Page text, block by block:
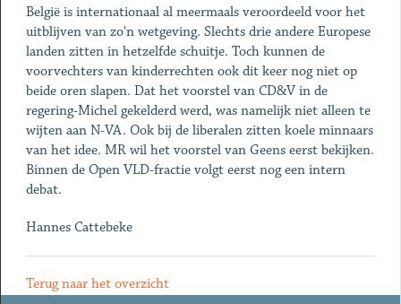
België is internationaal al meermaals veroordeeld voor het
uitblijven van zo'n wetgeving. Slechts drie andere Europese
landen zitten in hetzelfde schuitje. Toch kunnen de
voorvechters van kinderrechten ook dit keer nog niet op
beide oren slapen. Dat het voorstel van CD&V in de
regering-Michel gekelderd werd, was namelijk niet alleen te
wijten aan N-VA. Ook bij de liberalen zitten koele minnaars
van het idee. MR wil het voorstel van Geens eerst bekijken.
Binnen de Open VLD-fractie volgt eerst nog een intern
debat.
Hannes Cattebeke
Terug naar het overzicht